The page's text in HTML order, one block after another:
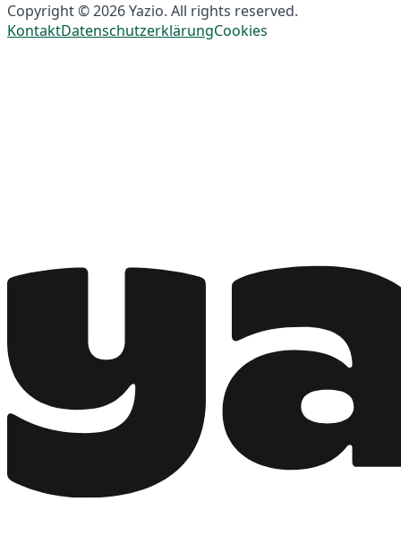
Copyright © 2026 Yazio. All rights reserved.
KontaktDatenschutzerklärungCookies